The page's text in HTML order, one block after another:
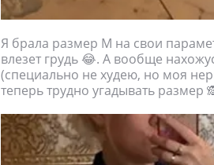
Я брала размер M на свои
влезет грудь 😂. А вообще
(специально не худею, но моя
теперь трудно угадывать размер